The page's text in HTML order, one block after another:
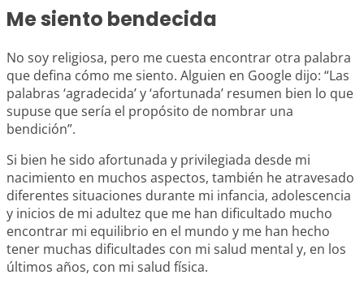
Me siento bendecida
No soy religiosa, pero me cuesta encontrar otra palabra
que defina cómo me siento. Alguien en Google dijo: “Las
palabras ‘agradecida’ y ‘afortunada’ resumen bien lo que
supuse que sería el propósito de nombrar una
bendición”.
Si bien he sido afortunada y privilegiada desde mi
nacimiento en muchos aspectos, también he atravesado
diferentes situaciones durante mi infancia, adolescencia
y inicios de mi adultez que me han dificultado mucho
encontrar mi equilibrio en el mundo y me han hecho
tener muchas dificultades con mi salud mental y, en los
últimos años, con mi salud física.